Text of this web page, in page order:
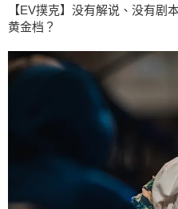
【EV撲克】没有解说、没有剧
黄金档？